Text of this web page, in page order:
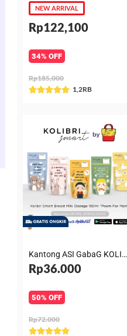
NEW ARRIVAL
Rp122,100
34% OFF
Rp185,000
Rated
of
1,2RB
Kantong ASI GabaG KOLIBRI KASIP 150 ml Poem for Mom
Rp36.000
50% OFF
Rp72.000
Rated